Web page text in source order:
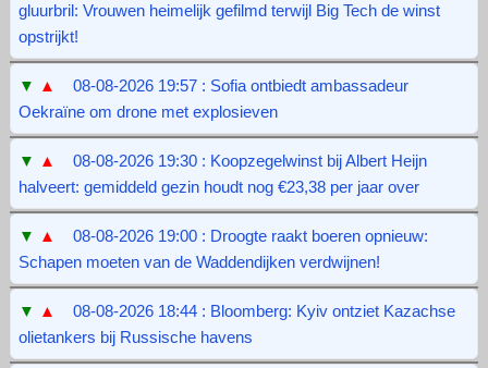
gluurbril: Vrouwen heimelijk gefilmd terwijl Big Tech de winst
opstrijkt!
▼ ▲
08-08-2026 19:57 : Sofia ontbiedt ambassadeur
Oekraïne om drone met explosieven
▼ ▲
08-08-2026 19:30 : Koopzegelwinst bij Albert Heijn
halveert: gemiddeld gezin houdt nog €23,38 per jaar over
▼ ▲
08-08-2026 19:00 : Droogte raakt boeren opnieuw:
Schapen moeten van de Waddendijken verdwijnen!
▼ ▲
08-08-2026 18:44 : Bloomberg: Kyiv ontziet Kazachse
olietankers bij Russische havens